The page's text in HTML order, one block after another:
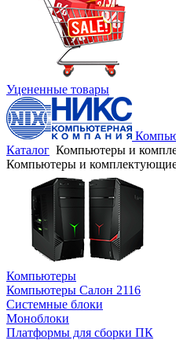
Уцененные товары
Каталог Компьютеры и
Компьютеры и
Компьютеры
Компьютеры Салон 2116
Системные блоки
Моноблоки
Платформы для сборки ПК